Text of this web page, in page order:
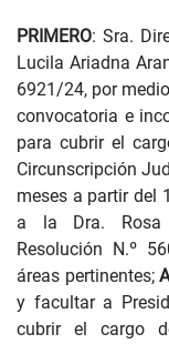
PRIMERO: Sra.
Lucila Ariadna
6921/24, por
convocatoria e
para cubrir el
Circunscripción
meses a partir del
a la Dra. Rosa
Resolución N.º
áreas pertinentes;
y facultar a
cubrir el cargo